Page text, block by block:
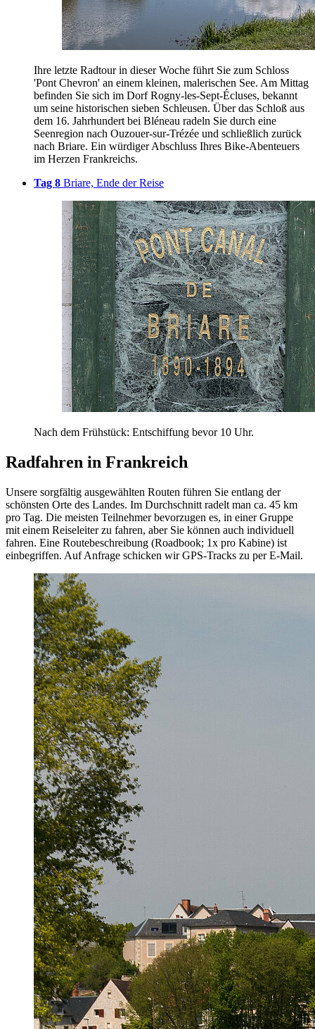
Ihre letzte Radtour in dieser Woche führt Sie zum Schloss
'Pont Chevron' an einem kleinen, malerischen See. Am Mittag
befinden Sie sich im Dorf Rogny-les-Sept-Écluses, bekannt
um seine historischen sieben Schleusen. Über das Schloß aus
dem 16. Jahrhundert bei Bléneau radeln Sie durch eine
Seenregion nach Ouzouer-sur-Trézée und schließlich zurück
nach Briare. Ein würdiger Abschluss Ihres Bike-Abenteuers
im Herzen Frankreichs.
Tag 8 Briare, Ende der Reise
Nach dem Frühstück: Entschiffung bevor 10 Uhr.
Radfahren in Frankreich
Unsere sorgfältig ausgewählten Routen führen Sie entlang der
schönsten Orte des Landes. Im Durchschnitt radelt man ca. 45 km
pro Tag. Die meisten Teilnehmer bevorzugen es, in einer Gruppe
mit einem Reiseleiter zu fahren, aber Sie können auch individuell
fahren. Eine Routebeschreibung (Roadbook; 1x pro Kabine) ist
einbegriffen. Auf Anfrage schicken wir GPS-Tracks zu per E-Mail.